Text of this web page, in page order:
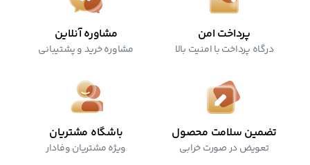
پرداخت امن
درگاه پرداخت با امنیت بالا
مشاوره آنلاین
مشاوره خرید و پشتیبانی
تضمین سلامت محصول
تعویض در صورت خرابی
باشگاه مشتریان
ویژه مشتریان وفادار